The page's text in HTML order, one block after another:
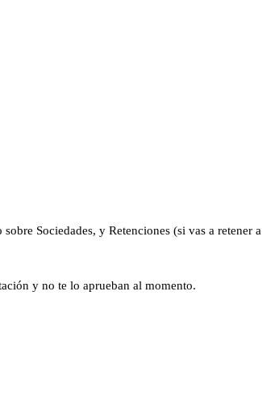
Sociedades, y Retenciones (si vas a retener a
y no te lo aprueban al momento.